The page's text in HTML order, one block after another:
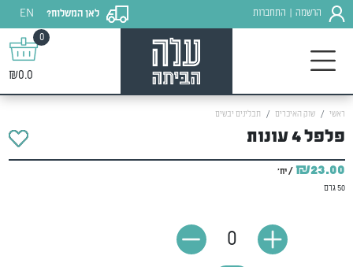
הרשמה התחברות לאן המשלוח?
EN
0
₪0.0
ראשי שוק האיכרים תבלינים יבשים
פלפל 4 עונות
₪23.00 / יח'
50 גרם
0